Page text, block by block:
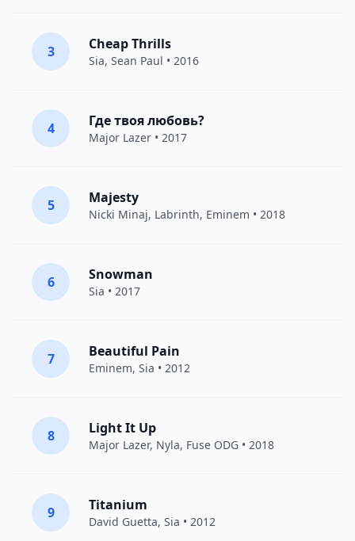
3 Cheap Thrills
Sia, Sean Paul • 2016
4 Где твоя любовь?
Major Lazer • 2017
5 Majesty
Nicki Minaj, Labrinth, Eminem • 2018
6 Snowman
Sia • 2017
7 Beautiful Pain
Eminem, Sia • 2012
8 Light It Up
Major Lazer, Nyla, Fuse ODG • 2018
9 Titanium
David Guetta, Sia • 2012